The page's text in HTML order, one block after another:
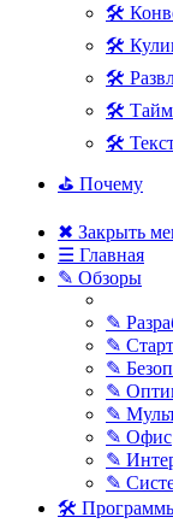
🛠
🛠
🛠
🛠
🛠
⛳ Почему
✖ Закрыть
☰ Главная
✎ Обзоры
✎
✎ Старт
✎
✎
✎
✎ Офис
✎
✎
🛠